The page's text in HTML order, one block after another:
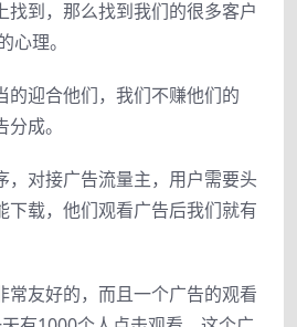
找到，那么找到我们的很多客户
心理。
的迎合他们，我们不赚他们的
成。
，对接广告流量主，用户需要头
下载，他们观看广告后我们就有
常友好的，而且一个广告的观看